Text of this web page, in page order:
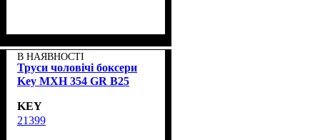
В НАЯВНОСТІ
Труси чоловічі боксери
Key MXH 354 GR B25
KEY
21399